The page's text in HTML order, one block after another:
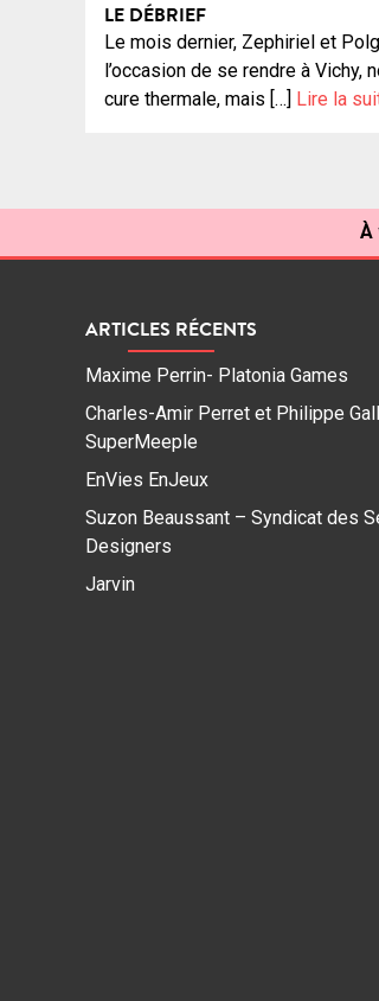
LE DÉBRIEF
Le mois dernier, Zephiriel et
l’occasion de se rendre à Vichy,
cure thermale, mais […]
Lire la
À
ARTICLES RÉCENTS
Maxime Perrin- Platonia Games
Charles-Amir Perret et Philippe
SuperMeeple
EnVies EnJeux
Suzon Beaussant – Syndicat des
Designers
Jarvin